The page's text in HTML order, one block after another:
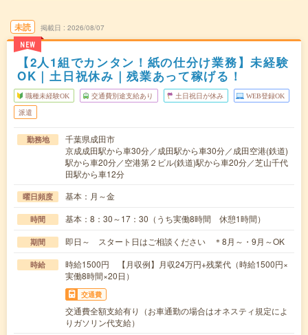
未読
NEW
掲載日 2026/08/07
【2人1組でカンタン！紙の仕分け業務】未経験
OK｜土日祝休み｜残業あって稼げる！
職種未経験OK 交通費別途支給あり 土日祝日が休み WEB登録OK
派遣
勤務地
千葉県成田市
京成成田駅から車30分／成田駅から車30分／成田空港(鉄道)
駅から車20分／空港第２ビル(鉄道)駅から車20分／芝山千代
田駅から車12分
曜日頻度 基本：月～金
時間 基本：8：30～17：30（うち実働8時間 休憩1時間）
期間 即日～ スタート日はご相談ください ＊8月～・9月～OK
時給
時給1500円 【月収例】月収24万円+残業代（時給1500円×
実働8時間×20日）
交通費
交通費全額支給有り（お車通勤の場合はオネスティ規定によ
りガソリン代支給）